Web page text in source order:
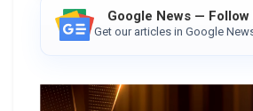
Google News — Follow
Get our articles in Google